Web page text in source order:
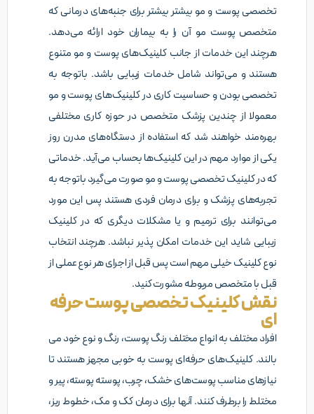
تخصصی پوست و مو بیشتر بیشتر برای جنبه‌های درمانی که
متخصص پوست مو آن را به بیماران خود ارائه می‌دهد.
هرچند این خدمات از جانب کلینیک‌های پوست و مو متنوع
هستند و می‌تواند شامل خدمات زیبایی باشد. باتوجه به
تخصصی بودن و حساسیت کاری در کلینیک‌های پوست و مو
معمولا از چندین پزشک متخصص در حوزه کاری مختلفی
بهره‌مند خواهند شد که استفاده از دستگاه‌های مدرن روز
یکی از موارد مهم در این کلینیک‌ها بحساب می‌آید. خدماتی
که در کلینیک تخصصی پوست و مو صورت می‌گیرد باتوجه به
تجربه‌های پزشک و برای درمان فردی هستند پس این مورد
می‌توانند برای ترمیم و یا مشکلات دیگری که در کلینیک
زیبایی شاید این خدمات امکان پذیر نباشد. هرچند انتخاب
نوع کلینیک خیلی مهم است پس قبل از اجرای هر نوع عملی از
قبل با متخصص مربوطه مشورت کنید.
نقش کلینیک تخصصی پوست حرفه
ای
افراد مختلف به انواع مختلف رنگ پوست، رنگ و نوع خود می
بالند. کلینیک‌های حرفه‌ای پوست به خوبی مجهز هستند تا
نیازهای مناسب پوست‌های خشک، چرب، پوسته پوسته، پیر و
مختلط را برطرف کنند. آنها برای درمان کک و مک، خطوط ریز،